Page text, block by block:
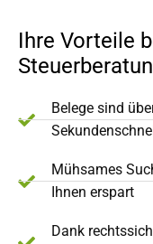
Ihre Vorteile
Belege sind
Mühsames
Ihnen erspart
Dank